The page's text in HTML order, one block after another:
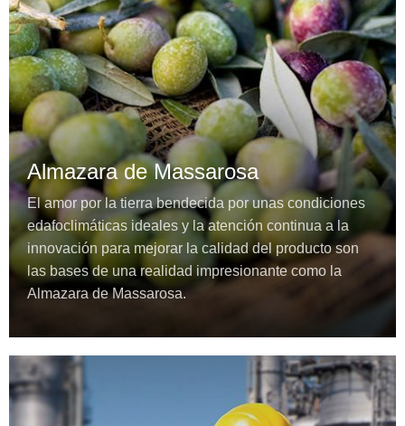
Almazara de Massarosa
El amor por la tierra bendecida por unas condiciones
edafoclimáticas ideales y la atención continua a la
innovación para mejorar la calidad del producto son
las bases de una realidad impresionante como la
Almazara de Massarosa.